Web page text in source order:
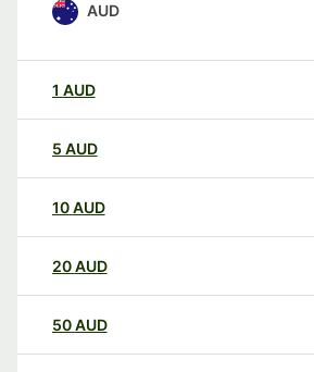
AUD
1 AUD
5 AUD
10AUD
20AUD
50AUD